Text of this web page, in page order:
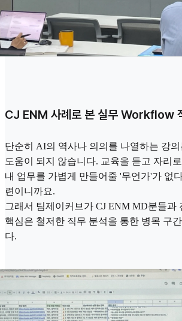
CJ ENM 사례로 본 실무 Workflow
단순히 AI의 역사나 의의를 나열하는 강
도움이 되지 않습니다. 교육을 듣고 자리
내 업무를 가볍게 만들어줄 '무언가'가 없
련이니까요.
그래서 팀제이커브가 CJ ENM MD분들과
핵심은 철저한 직무 분석을 통한 병목 구
다.